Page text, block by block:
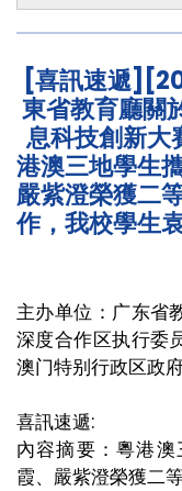
[喜訊速遞
東省教育廳關
息科技創新大
港澳三地學生
嚴紫澄榮獲二
作，我校學生
主办单位：广东省
深度合作区执行委
澳门特别行政区政
喜訊速遞:
內容摘要：粵港
霞、嚴紫澄榮獲二